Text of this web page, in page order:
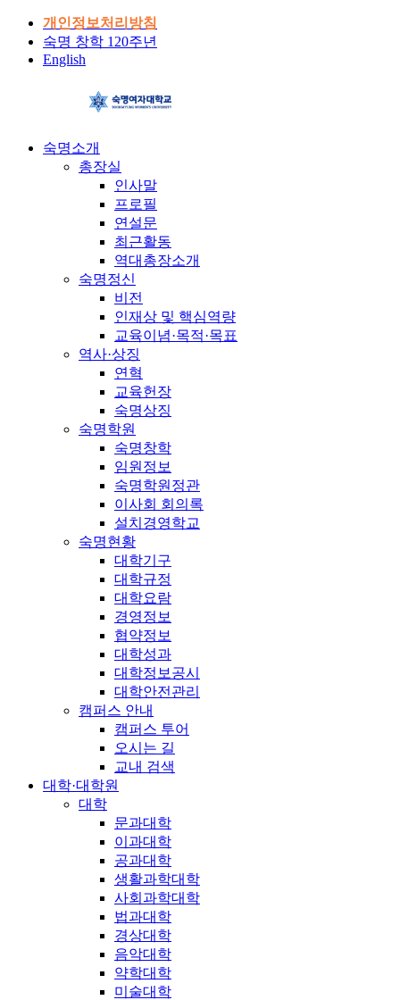
개인정보처리방침
숙명 창학 120주년
English
숙명소개
총장실
인사말
프로필
연설문
최근활동
역대총장소개
숙명정신
비전
인재상 및 핵심역량
교육이념·목적·목표
역사·상징
연혁
교육헌장
숙명상징
숙명학원
숙명창학
임원정보
숙명학원정관
이사회 회의록
설치경영학교
숙명현황
대학기구
대학규정
대학요람
경영정보
협약정보
대학성과
대학정보공시
대학안전관리
캠퍼스 안내
캠퍼스 투어
오시는 길
교내 검색
대학·대학원
대학
문과대학
이과대학
공과대학
생활과학대학
사회과학대학
법과대학
경상대학
음악대학
약학대학
미술대학